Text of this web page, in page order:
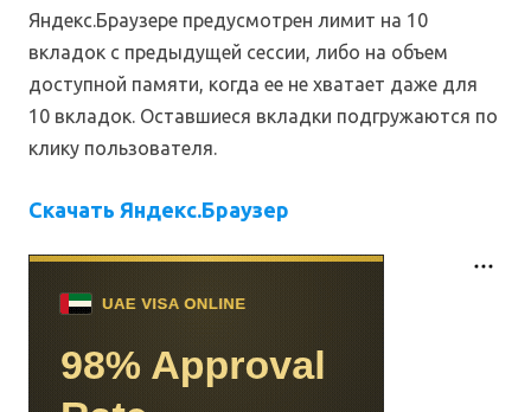
Яндекс.Браузере предусмотрен лимит на 10
вкладок с предыдущей сессии, либо на объем
доступной памяти, когда ее не хватает даже для
10 вкладок. Оставшиеся вкладки подгружаются по
клику пользователя.
Скачать Яндекс.Браузер